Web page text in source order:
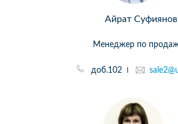
Айрат Суфиянов
Менеджер по
доб.102